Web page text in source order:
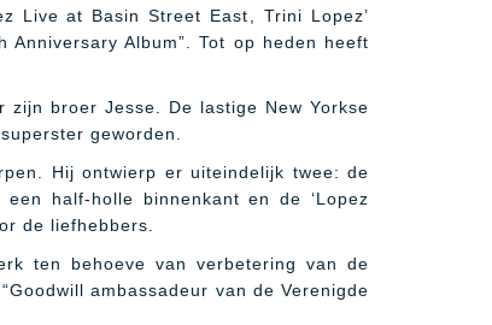
at Basin Street East, Trini Lopez’
Anniversary Album”.Tot op heden heeft
broer Jesse. De lastige New Yorkse
geworden.
Hij ontwierp er uiteindelijk twee: de
half-holle binnenkant en de ‘Lopez
de liefhebbers.
ten behoeve van verbetering van de
ambassadeur van de Verenigde